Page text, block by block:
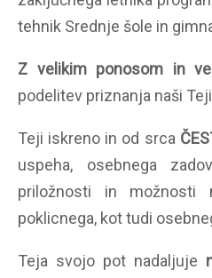
tehnik Srednje šole in
Z velikim ponosom in
podelitev priznanja naši
Teji iskreno in od srca
uspeha, osebnega
priložnosti in možnosti
poklicnega, kot tudi
Teja svojo pot nadaljuje